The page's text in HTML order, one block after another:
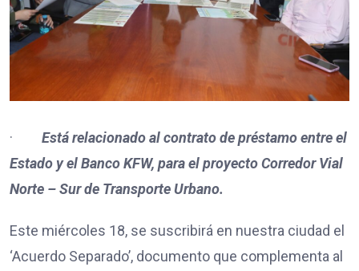
· Está relacionado al contrato de préstamo entre el
Estado y el Banco KFW, para el proyecto Corredor Vial
Norte – Sur de Transporte Urbano.
Este miércoles 18, se suscribirá en nuestra ciudad el
‘Acuerdo Separado’, documento que complementa al